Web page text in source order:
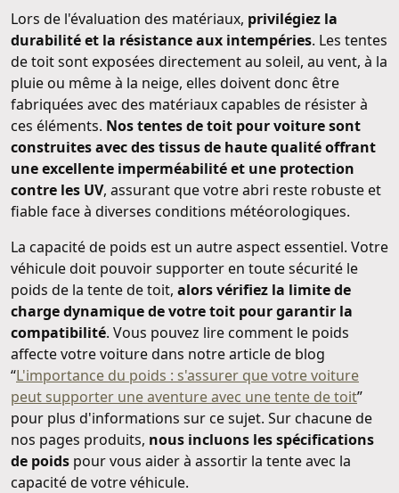
Lors de l'évaluation des matériaux, privilégiez la
durabilité et la résistance aux intempéries. Les tentes
de toit sont exposées directement au soleil, au vent, à la
pluie ou même à la neige, elles doivent donc être
fabriquées avec des matériaux capables de résister à
ces éléments. Nos tentes de toit pour voiture sont
construites avec des tissus de haute qualité offrant
une excellente imperméabilité et une protection
contre les UV, assurant que votre abri reste robuste et
fiable face à diverses conditions météorologiques.
La capacité de poids est un autre aspect essentiel. Votre
véhicule doit pouvoir supporter en toute sécurité le
poids de la tente de toit, alors vérifiez la limite de
charge dynamique de votre toit pour garantir la
compatibilité. Vous pouvez lire comment le poids
affecte votre voiture dans notre article de blog
“L'importance du poids : s'assurer que votre voiture
peut supporter une aventure avec une tente de toit”
pour plus d'informations sur ce sujet. Sur chacune de
nos pages produits, nous incluons les spécifications
de poids pour vous aider à assortir la tente avec la
capacité de votre véhicule.